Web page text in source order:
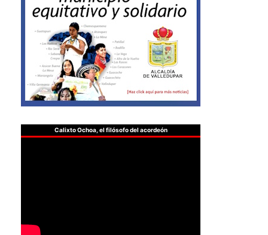
Calixto Ochoa, el filósofo del acordeón